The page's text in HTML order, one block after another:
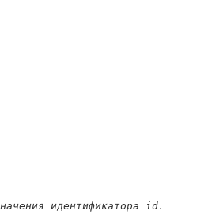
идентификатора id.